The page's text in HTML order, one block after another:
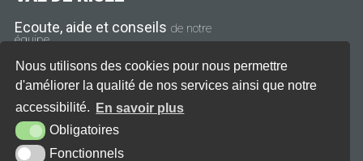
Nous utilisons des cookies pour nous permettre
d'améliorer la qualité de nos services ainsi que notre
accessibilité.
En savoir plus
Obligatoires
Fonctionnels
Ecoute, aide et conseils de notre
équipe
11 rue Thiers
27500 Pont-Audemer
Tél. : 02 32 41 08 21
CONTACT HORAIRES